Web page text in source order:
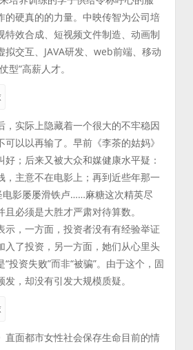
的硬真的的力量。中映传智为公司培
特效合成、短视频文件制造、动画制
拟交互、JAVA研发、web前端、移动
型”高薪人才。
，实际上隐藏着一个很大的不牢稳因
以以再输了。早前《李茶的姑妈》
好；后来又被大众和媒健康水平疑：
，主意不在电影上；再到近些年那一
电影屡屡滑铁卢……麻糖这次精英尽
必须是大胜才严肃对待算数。
示，一方面，投资者没有有经验举证
入了投资，另一方面，她们从心里头
投资失败”而非“被骗”。由于这个，固
，却没有引发大规模质疑。
直面都市女性社会保存生命目前的情